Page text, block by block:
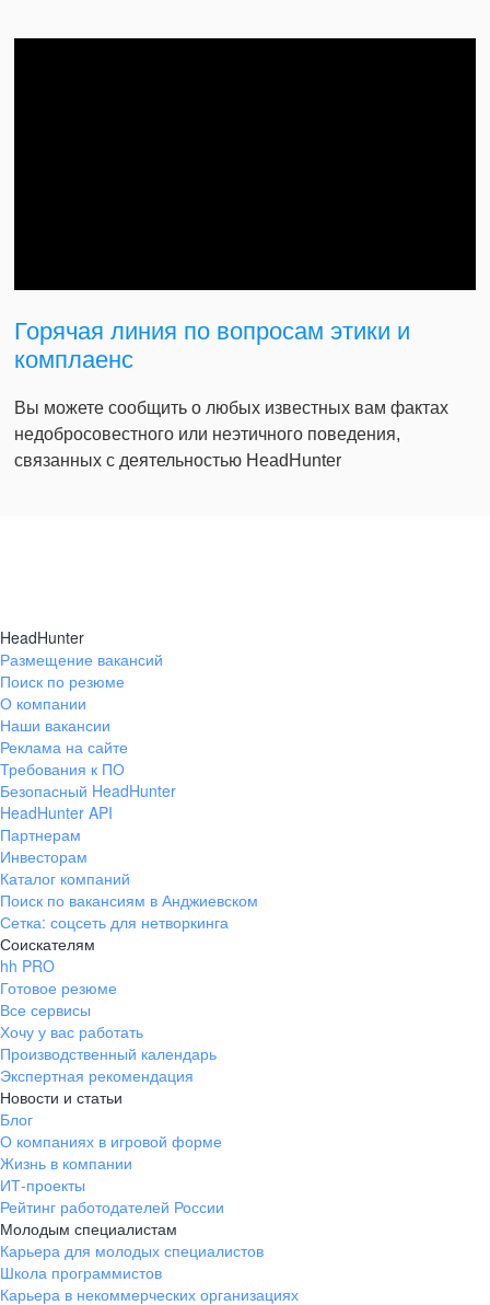
Горячая линия по вопросам этики и
комплаенс
Вы можете сообщить о любых известных вам фактах
недобросовестного или неэтичного поведения,
связанных с деятельностью HeadHunter
HeadHunter
Размещение вакансий
Поиск по резюме
О компании
Наши вакансии
Реклама на сайте
Требования к ПО
Безопасный HeadHunter
HeadHunter API
Партнерам
Инвесторам
Каталог компаний
Поиск по вакансиям в Анджиевском
Сетка: соцсеть для нетворкинга
Соискателям
hh PRO
Готовое резюме
Все сервисы
Хочу у вас работать
Производственный календарь
Экспертная рекомендация
Новости и статьи
Блог
О компаниях в игровой форме
Жизнь в компании
ИТ-проекты
Рейтинг работодателей России
Молодым специалистам
Карьера для молодых специалистов
Школа программистов
Карьера в некоммерческих организациях